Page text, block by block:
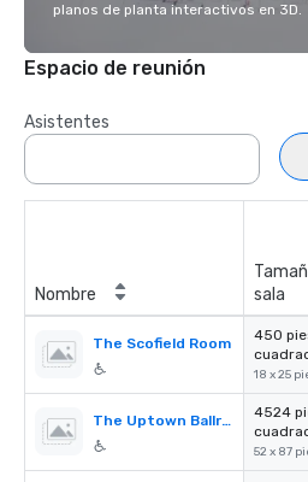
planos de planta interactivos en 3D.
Espacio de reunión
Asistentes
Nombre
sala
The Scofield Room
450
18 x 25
The Uptown Ballroom
4524
52 x 87